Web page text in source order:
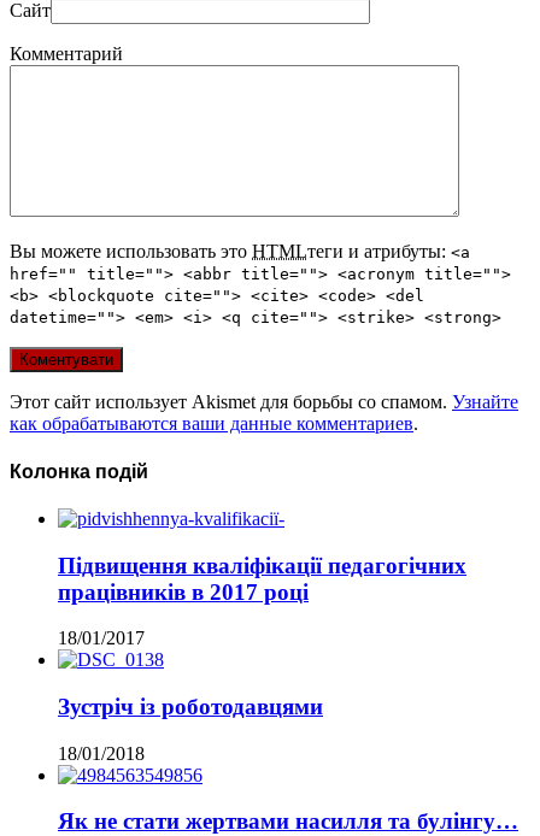
Сайт
Комментарий
Вы можете использовать это HTMLтеги и атрибуты: <a
href="" title=""> <abbr title=""> <acronym title="">
<b> <blockquote cite=""> <cite> <code> <del
datetime=""> <em> <i> <q cite=""> <strike> <strong>
Этот сайт использует Akismet для борьбы со спамом. Узнайте
как обрабатываются ваши данные комментариев.
Колонка подій
Підвищення кваліфікації педагогічних
працівників в 2017 році
18/01/2017
Зустріч із роботодавцями
18/01/2018
Як не стати жертвами насилля та булінгу…